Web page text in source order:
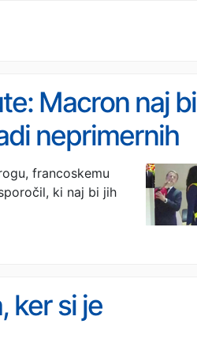
Macron naj bi
neprimernih
francoskemu
ki naj bi jih
ker si je